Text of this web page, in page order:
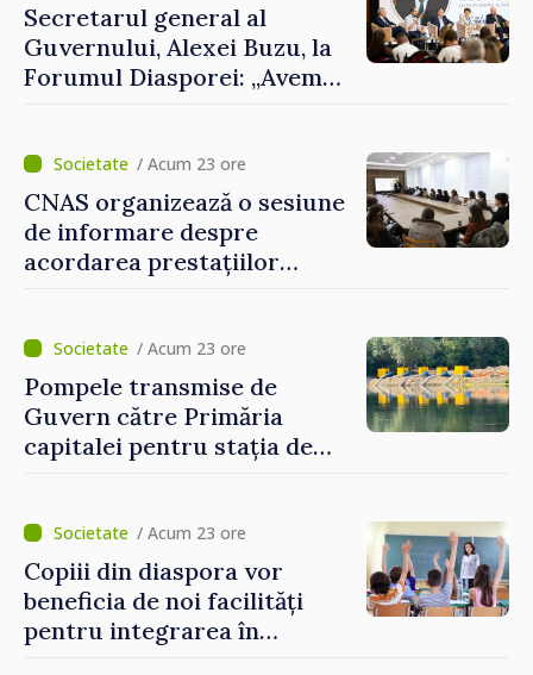
Secretarul general al
Guvernului, Alexei Buzu, la
Forumul Diasporei: „Avem
construi comunități mai
puternice”
/ Acum 23 ore
CNAS organizează o sesiune
de informare despre
acordarea prestațiilor
invitați să se înscrie la
eveniment
/ Acum 23 ore
Pompele transmise de
Guvern către Primăria
capitalei pentru stația de
puse în funcțiune
/ Acum 23 ore
Copiii din diaspora vor
beneficia de noi facilități
pentru integrarea în